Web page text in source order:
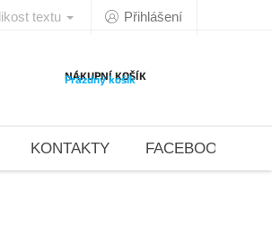
textu Přihlášení
NÁKUPNÍ KOŠÍK
Prázdný košík
KONTAKTY FACEBOOK